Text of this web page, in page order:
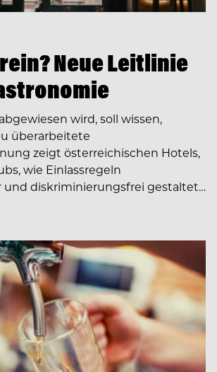
Neue Leitlinie
wird, soll wissen,
überarbeitete
zeigt österreichischen Hotels,
wie Einlassregeln
und diskriminierungsfrei gestaltet…